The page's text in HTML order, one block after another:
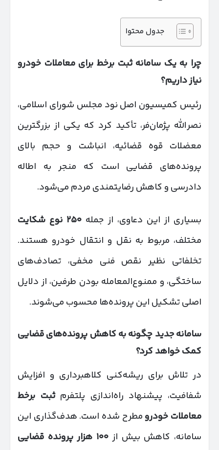
جدول محتوا
چرا به یک سامانه ثبت برخط برای معاملات خودرو
نیاز داریم؟
رئیس کمیسیون اصل نود مجلس شورای اسلامی،
نصرالله پژمان‌فر، تأکید کرد که یکی از بزرگترین
معضلات قوه قضائیه، انباشت و حجم بالای
پرونده‌های قضایی است که منجر به اطاله
دادرسی و کاهش رضایتمندی مردم می‌شود.
بسیاری از این دعاوی، از جمله ۲۵۰ نوع شکایت
مختلف، مربوط به نقل و انتقال خودرو هستند.
تخلفاتی نظیر نقص فنی مخفی، تصادف‌های
ساختگی، و ممنوع‌المعامله بودن طرفین، از دلایل
اصلی تشکیل این پرونده‌ها محسوب می‌شوند.
سامانه جدید چگونه به کاهش پرونده‌های قضایی
کمک خواهد کرد؟
در تلاش برای ریشه‌کنی کلاهبرداری و افزایش
شفافیت، پیشنهاد راه‌اندازی پلتفرمثبت برخط
معاملات خودرومطرح شده است. هدف‌گذاری این
سامانه، کاهش بیش از ۱۰۰ هزار پرونده قضایی